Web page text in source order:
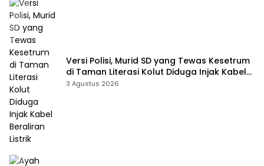
Versi Polisi, Murid SD yang Tewas Kesetrum
di Taman Literasi Kolut Diduga Injak Kabel
Beraliran Listrik
3 Agustus 2026